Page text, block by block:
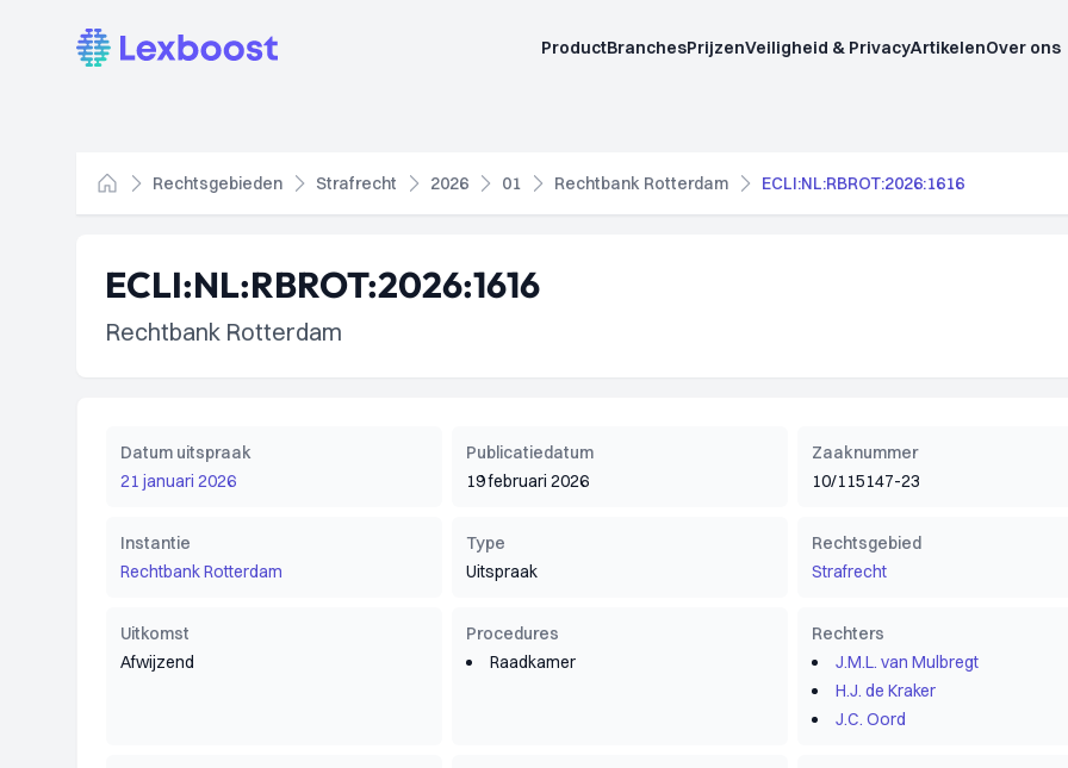
Lexboost ProductBranchesPrijzenVeiligheid & PrivacyArtikelenOver ons
Home
Rechtsgebieden Strafrecht 2026 01 Rechtbank Rotterdam ECLI:NL:RBROT:2026:1616
ECLI:NL:RBROT:2026:1616
Rechtbank Rotterdam
Datum uitspraak
21 januari 2026
Publicatiedatum
19 februari 2026
Zaaknummer
10/115147-23
Instantie
Rechtbank Rotterdam
Type
Uitspraak
Rechtsgebied
Strafrecht
Uitkomst
Afwijzend
Procedures
Raadkamer
Rechters
J.M.L. van Mulbregt
H.J. de Kraker
J.C. Oord